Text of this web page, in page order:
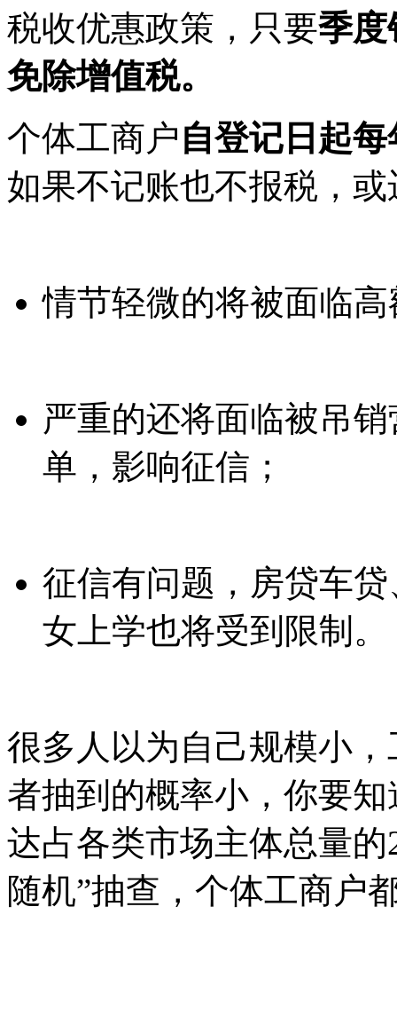
税收优惠政策，只要季度
免除增值税。
个体工商户自登记日起
如果不记账也不报税，
情节轻微的将被面临
严重的还将面临被吊
单，影响征信；
征信有问题，房贷车
女上学也将受到限制。
很多人以为自己规模小
者抽到的概率小，你要
达占各类市场主体总量
随机”抽查，个体工商户